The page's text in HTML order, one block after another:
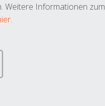
Weitere Informationen zum
.